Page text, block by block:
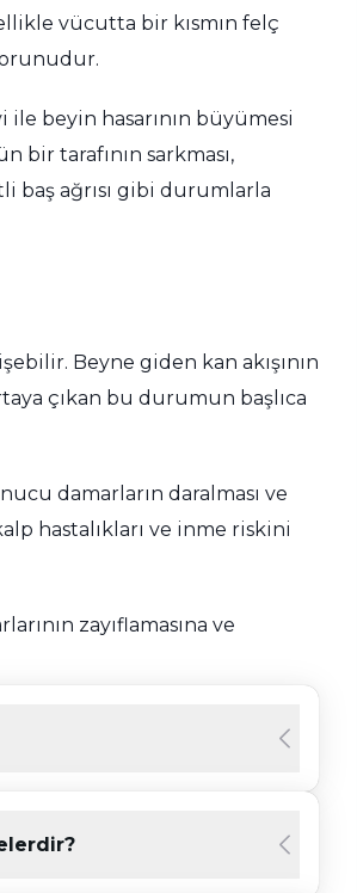
vücutta bir kısmın felç
beyin hasarının büyümesi
bir tarafının sarkması,
baş ağrısı gibi durumlarla
Beyne giden kan akışının
çıkan bu durumun başlıca
damarların daralması ve
hastalıkları ve inme riskini
zayıflamasına ve
neden olabilir.